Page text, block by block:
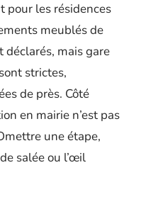
pour les résidences
meublés de
mais gare
strictes,
de près. Côté
en mairie n’est pas
une étape,
salée ou l’œil